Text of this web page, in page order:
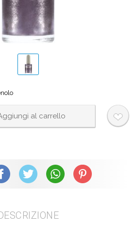
X (Twitter) WhatsAppPinterest